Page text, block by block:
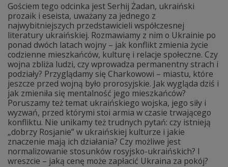
Gościem tego odcinka jest Serhij Żadan, ukraiński
prozaik i eseista, uważany za jednego z
najwybitniejszych przedstawicieli współczesnej
literatury ukraińskiej. Rozmawiamy z nim o Ukrainie po
ponad dwóch latach wojny – jak konflikt zmienia życie
codzienne mieszkańców, kulturę i relacje społeczne. Czy
wojna zbliża ludzi, czy wprowadza permanentny strach i
podziały? Przyglądamy się Charkowowi – miastu, które
jeszcze przed wojną było prorosyjskie. Jak wygląda dziś i
jak zmieniła się mentalność jego mieszkańców?
Poruszamy też temat ukraińskiego wojska, jego siły i
wyzwań, przed którymi stoi armia w czasie trwającego
konfliktu. Nie unikamy też trudnych pytań: czy istnieją
„dobrzy Rosjanie” w ukraińskiej kulturze i jakie
znaczenie mają ich działania? Czy możliwe jest
normalizowanie stosunków rosyjsko-ukraińskich? I
wreszcie – jaką cenę może zapłacić Ukraina za pokój?